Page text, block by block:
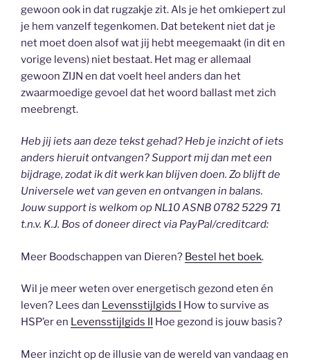
gewoon ook in dat rugzakje zit. Als je het omkiepert zul
je hem vanzelf tegenkomen. Dat betekent niet dat je
net moet doen alsof wat jij hebt meegemaakt (in dit en
vorige levens) niet bestaat. Het mag er allemaal
gewoon ZIJN en dat voelt heel anders dan het
zwaarmoedige gevoel dat het woord ballast met zich
meebrengt.
Heb jij iets aan deze tekst gehad? Heb je inzicht of iets
anders hieruit ontvangen? Support mij dan met een
bijdrage, zodat ik dit werk kan blijven doen. Zo blijft de
Universele wet van geven en ontvangen in balans.
Jouw support is welkom op NL10 ASNB 0782 5229 71
t.n.v. K.J. Bos of doneer direct via PayPal/creditcard:
Meer Boodschappen van Dieren? Bestel het boek.
Wil je meer weten over energetisch gezond eten én
leven? Lees dan Levensstijlgids I How to survive as
HSP’er en Levensstijlgids II Hoe gezond is jouw basis?
Meer inzicht op de illusie van de wereld van vandaag en